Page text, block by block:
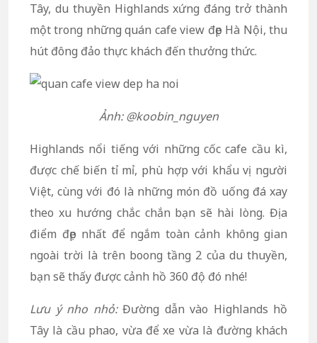
Tây, du thuyền Highlands xứng đáng trở thành
một trong những quán cafe view đẹp Hà Nội, thu
hút đông đảo thực khách đến thưởng thức.
Ảnh: @koobin_nguyen
Highlands nổi tiếng với những cốc cafe cầu kì,
được chế biến tỉ mỉ, phù hợp với khẩu vị người
Việt, cùng với đó là những món đồ uống đá xay
theo xu hướng chắc chắn bạn sẽ hài lòng. Địa
điểm đẹp nhất để ngắm toàn cảnh không gian
ngoài trời là trên boong tầng 2 của du thuyền,
bạn sẽ thấy được cảnh hồ 360 độ đó nhé!
Lưu ý nho nhỏ:Đường dẫn vào Highlands hồ
Tây là cầu phao, vừa để xe vừa là đường khách